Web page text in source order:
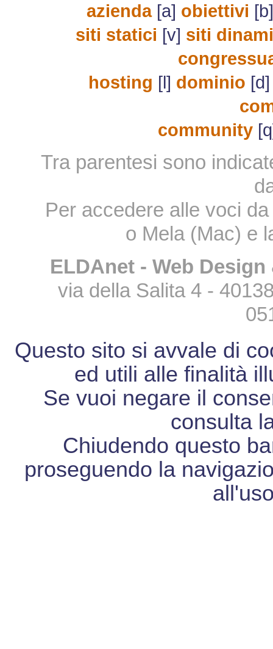
azienda[a] obiettivi
siti statici [v] siti
hosting [l] dominio
community
Tra parentesi sono
Per accedere alle voci
o Mela (Mac) e
ELDAnet - Web
via della Salita 4 -
Questo sito si avvale di
ed utili alle finalità
Se vuoi negare il
consulta
Chiudendo questo
proseguendo la